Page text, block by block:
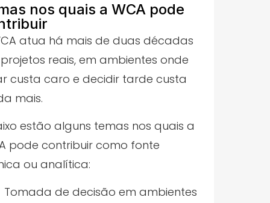
nos quais a WCA pode
atua há mais de duas décadas
reais, em ambientes onde
custa caro e decidir tarde custa
mais.
estão alguns temas nos quais a
pode contribuir como fonte
ou analítica:
Tomada de decisão em ambientes